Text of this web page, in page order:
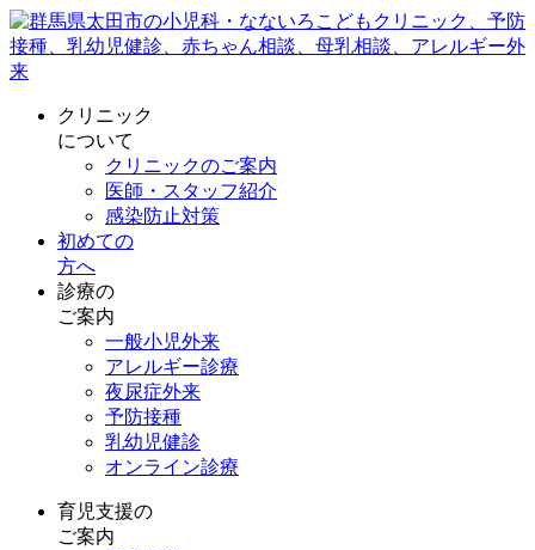
クリニック
について
クリニックのご案内
医師・スタッフ紹介
感染防止対策
初めての
方へ
診療の
ご案内
一般小児外来
アレルギー診療
夜尿症外来
予防接種
乳幼児健診
オンライン診療
育児支援の
ご案内